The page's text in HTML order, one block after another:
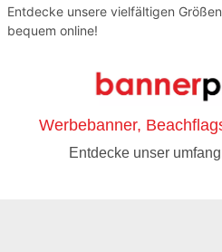
Entdecke unsere vielfältigen
bequem online!
Werbebanner,
Entdecke unser